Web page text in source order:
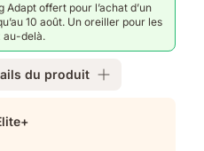
offert pour l’achat d’un
10 août. Un oreiller pour les
au-delà.
du produit